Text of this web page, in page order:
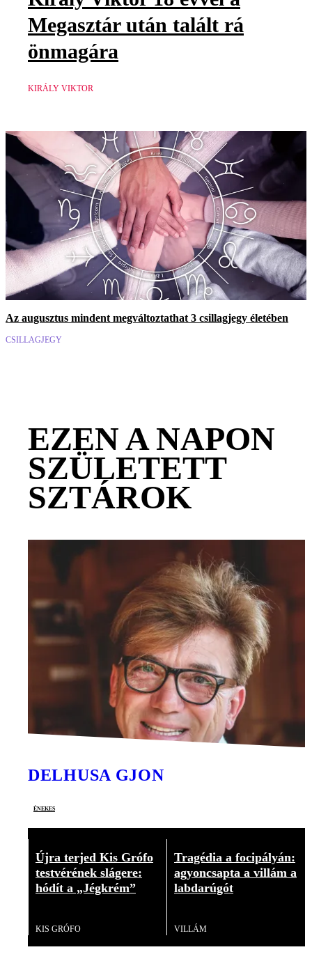
Megasztár után talált rá
önmagára
KIRÁLY VIKTOR
Az augusztus mindent megváltoztathat 3 csillagjegy életében
CSILLAGJEGY
EZEN A NAPON
SZÜLETETT
SZTÁROK
DELHUSA GJON
énekes
Újra terjed Kis Grófo
testvérének slágere:
hódít a „Jégkrém”
KIS GRÓFO
Tragédia a focipályán:
agyoncsapta a villám a
labdarúgót
VILLÁM